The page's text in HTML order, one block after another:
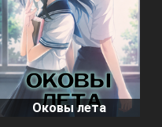
Оковы лета